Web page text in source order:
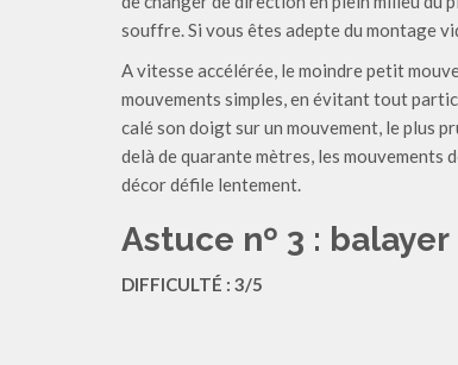
souffre. Si vous êtes adepte du montage
A vitesse accélérée, le moindre petit
mouvements simples, en évitant tout
calé son doigt sur un mouvement, le plus
delà de quarante mètres, les mouvements
décor défile lentement.
Astuce nº 3 :
DIFFICULTÉ : 3/5